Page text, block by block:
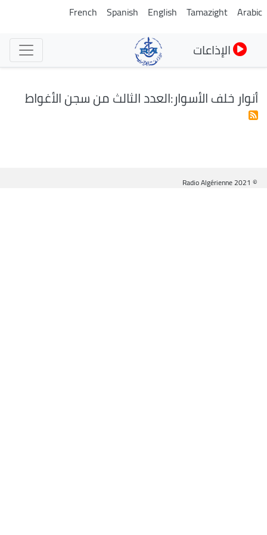
تجاوز
Arabic
Tamazight
English
Spanish
French
الإذاعات
أنوار خلف الأسوار:العدد الثالث من سجن الأغواط
© Radio Algérienne 2021